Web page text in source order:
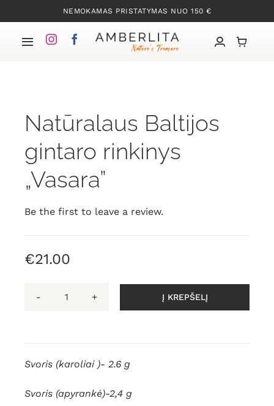
to
content
NEMOKAMAS PRISTATYMAS NUO 150 €
Toggle
Mūsų kolekcijos
Apie Gintarą
Natūralaus Baltijos
gintaro rinkinys
„Vasara”
Be the first to leave a review.
€21.00
gintaro
"Vasara"
Į KREPŠELĮ
Svoris (karoliai )- 2.6 g
Svoris (apyrankė)-2,4 g